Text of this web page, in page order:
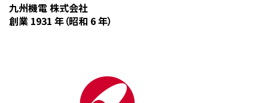
九州機電 株式会社
創業 1931 年（昭和 6 年）